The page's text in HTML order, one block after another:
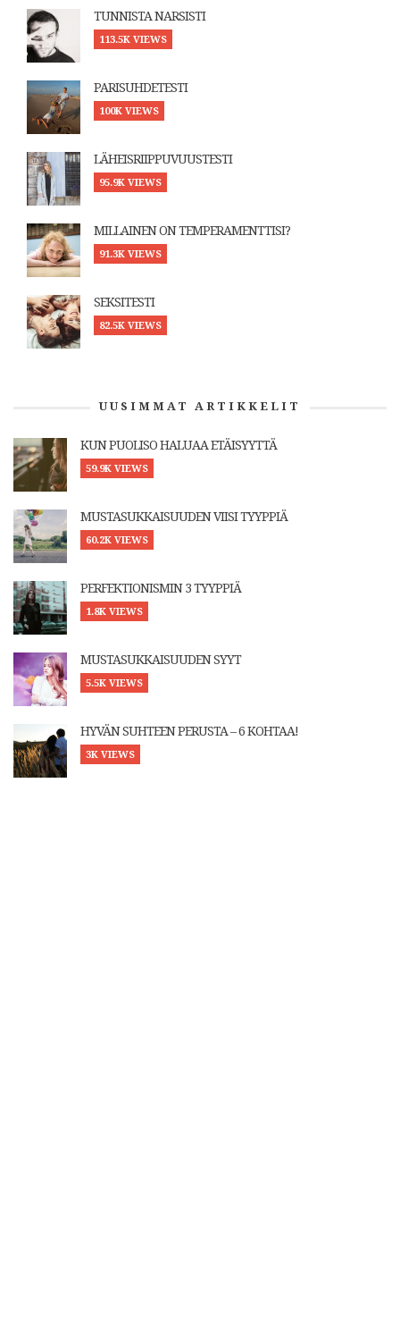
TUNNISTA NARSISTI
113.5K VIEWS
PARISUHDETESTI
100K VIEWS
LÄHEISRIIPPUVUUSTESTI
95.9K VIEWS
MILLAINEN ON TEMPERAMENTTISI?
91.3K VIEWS
SEKSITESTI
82.5K VIEWS
UUSIMMAT ARTIKKELIT
KUN PUOLISO HALUAA ETÄISYYTTÄ
59.9K VIEWS
MUSTASUKKAISUUDEN VIISI TYYPPIÄ
60.2K VIEWS
PERFEKTIONISMIN 3 TYYPPIÄ
1.8K VIEWS
MUSTASUKKAISUUDEN SYYT
5.5K VIEWS
HYVÄN SUHTEEN PERUSTA – 6 KOHTAA!
3K VIEWS